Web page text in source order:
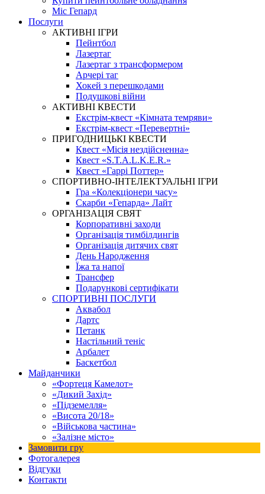
Міс Гепард
Послуги
АКТИВНІ ІГРИ
Пейнтбол
Лазертаг
Лазертаг з трансформером
Арчері таг
Хокей з перешкодами
Подушкові війни
АКТИВНІ КВЕСТИ
Екстрім-квест «Кімната темряви»
Екстрім-квест «Перевертні»
ПРИГОДНИЦЬКІ КВЕСТИ
Квест «Місія нездійсненна»
Квест «S.T.A.L.K.E.R.»
Квест «Гаррі Поттер»
СПОРТИВНО-ІНТЕЛЕКТУАЛЬНІ ІГРИ
Гра «Колекціонери часу»
Скарби «Гепарда» Лайт
ОРГАНІЗАЦІЯ СВЯТ
Корпоративні заходи
Організація тимбілдингів
Організація дитячих свят
День Народження
Їжа та напої
Трансфер
Подарункові сертифікати
СПОРТИВНІ ПОСЛУГИ
Аквабол
Дартс
Петанк
Настільний теніс
Арбалет
Баскетбол
Майданчики
«Фортеця Камелот»
«Дикий Захід»
«Підземелля»
«Висота 20/18»
«Військова частина»
«Залізне місто»
Замовити гру
Фотогалерея
Відгуки
Контакти